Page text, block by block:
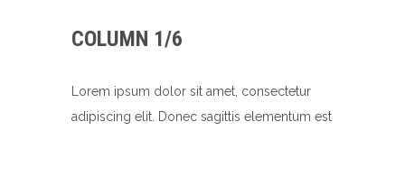
COLUMN 1/6
Lorem ipsum dolor sit amet, consectetur
adipiscing elit. Donec sagittis elementum est